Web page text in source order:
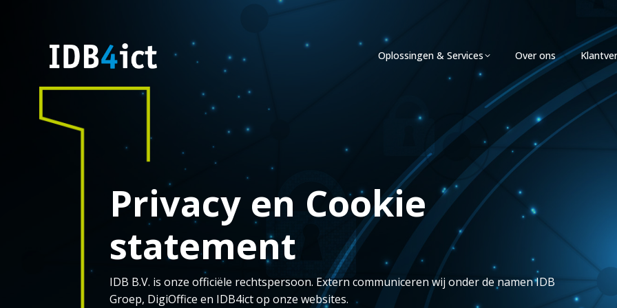
Oplossingen & Services Over ons
Privacy en Cookie
statement
IDB B.V. is onze officiële rechtspersoon. Extern communiceren wij onder de namen IDB
Groep, DigiOffice en IDB4ict op onze websites.